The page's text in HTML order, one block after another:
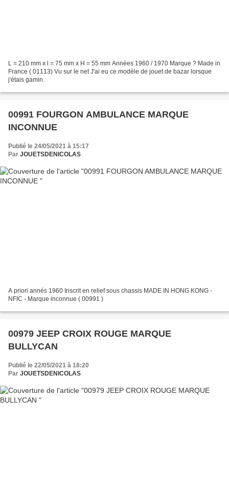
L = 210 mm x l = 75 mm x H = 55 mm Années 1960 / 1970 Marque ? Made in
France ( 01113) Vu sur le net J'ai eu ce modèle de jouet de bazar lorsque
j'étais gamin.
00991 FOURGON AMBULANCE MARQUE
INCONNUE
Publié le 24/05/2021 à 15:17
Par JOUETSDENICOLAS
A priori annés 1960 Inscrit en relief sous chassis MADE IN HONG KONG -
NFIC - Marque inconnue ( 00991 )
00979 JEEP CROIX ROUGE MARQUE
BULLYCAN
Publié le 22/05/2021 à 18:20
Par JOUETSDENICOLAS